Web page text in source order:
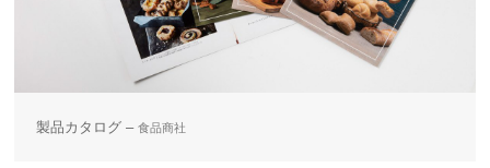
製品カタログ –食品商社